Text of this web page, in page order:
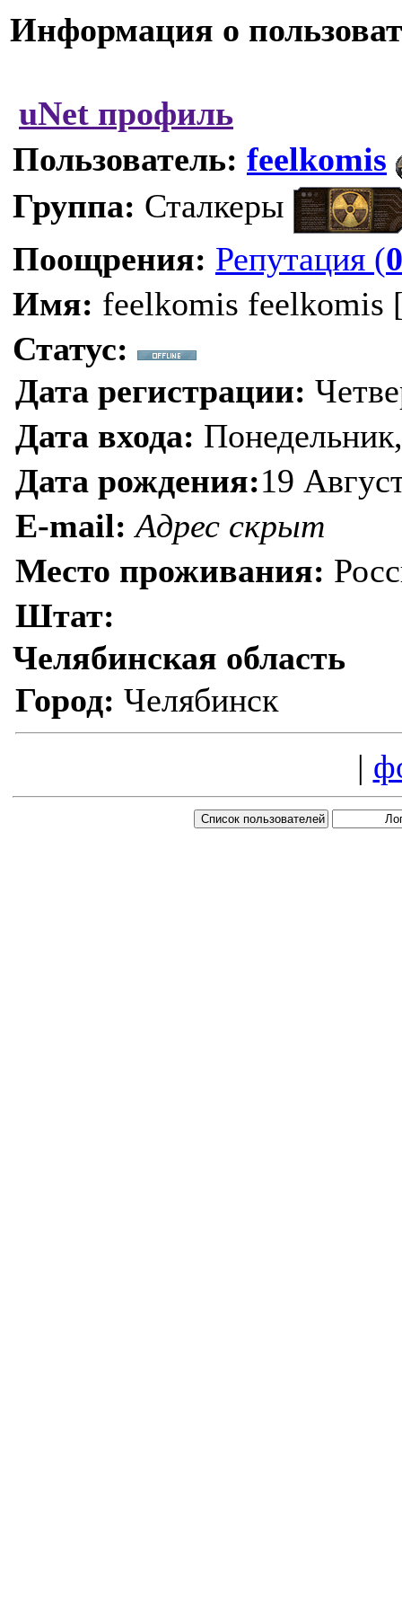
Информация о
uNet профиль
Пользователь: feelkomis
Группа: Сталкеры
Поощрения: Репутация (0
Имя: feelkomis
Статус:
Дата регистрации:
Дата входа:
Дата рождения:19
E-mail: Адрес скрыт
Место проживания:
Штат:
Челябинская область
Город: Челябинск
|